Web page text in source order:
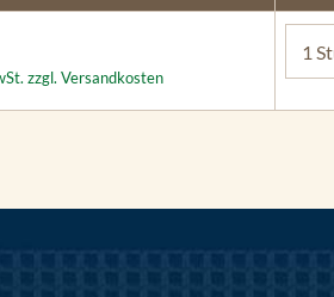
zzgl. Versandkosten